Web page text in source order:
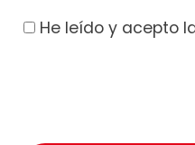
He leído y acepto